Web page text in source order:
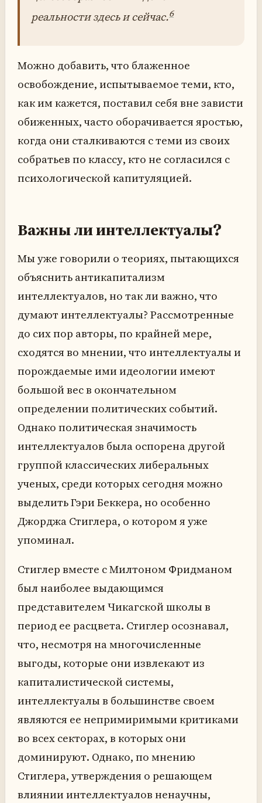
реальности здесь и сейчас.6
Можно добавить, что блаженное
освобождение, испытываемое теми, кто,
как им кажется, поставил себя вне зависти
обиженных, часто оборачивается яростью,
когда они сталкиваются с теми из своих
собратьев по классу, кто не согласился с
психологической капитуляцией.
Важны ли интеллектуалы?
Мы уже говорили о теориях, пытающихся
объяснить антикапитализм
интеллектуалов, но так ли важно, что
думают интеллектуалы? Рассмотренные
до сих пор авторы, по крайней мере,
сходятся во мнении, что интеллектуалы и
порождаемые ими идеологии имеют
большой вес в окончательном
определении политических событий.
Однако политическая значимость
интеллектуалов была оспорена другой
группой классических либеральных
ученых, среди которых сегодня можно
выделить Гэри Беккера, но особенно
Джорджа Стиглера, о котором я уже
упоминал.
Стиглер вместе с Милтоном Фридманом
был наиболее выдающимся
представителем Чикагской школы в
период ее расцвета. Стиглер осознавал,
что, несмотря на многочисленные
выгоды, которые они извлекают из
капиталистической системы,
интеллектуалы в большинстве своем
являются ее непримиримыми критиками
во всех секторах, в которых они
доминируют. Однако, по мнению
Стиглера, утверждения о решающем
влиянии интеллектуалов ненаучны,